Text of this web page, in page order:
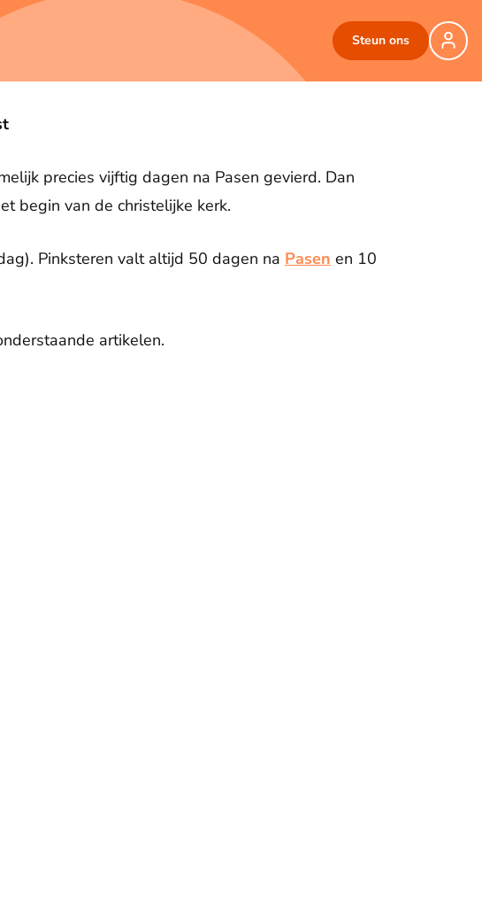
Steun ons
precies vijftig dagen na Pasen gevierd. Dan
begin van de christelijke kerk.
Pinksteren valt altijd 50 dagen na Pasen en 10
artikelen.